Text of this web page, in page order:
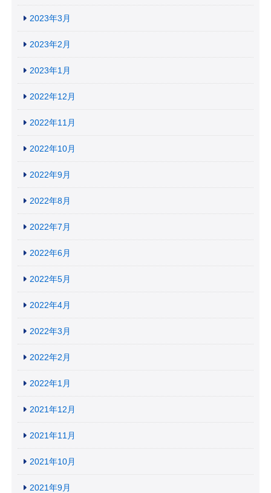
2023年3月
2023年2月
2023年1月
2022年12月
2022年11月
2022年10月
2022年9月
2022年8月
2022年7月
2022年6月
2022年5月
2022年4月
2022年3月
2022年2月
2022年1月
2021年12月
2021年11月
2021年10月
2021年9月